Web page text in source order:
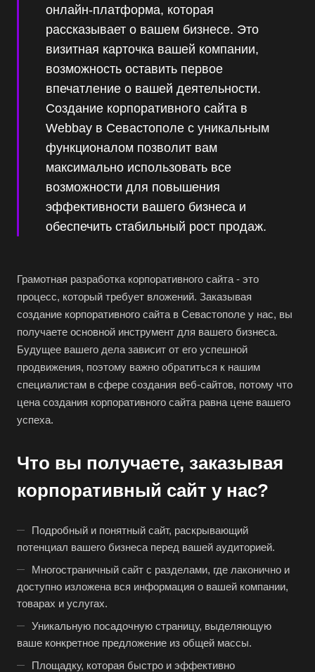
онлайн-платформа, которая
рассказывает о вашем бизнесе. Это
визитная карточка вашей компании,
возможность оставить первое
впечатление о вашей деятельности.
Создание корпоративного сайта в
Webbay в Севастополе с уникальным
функционалом позволит вам
максимально использовать все
возможности для повышения
эффективности вашего бизнеса и
обеспечить стабильный рост продаж.
Грамотная разработка корпоративного сайта - это
процесс, который требует вложений. Заказывая
создание корпоративного сайта в Севастополе у нас, вы
получаете основной инструмент для вашего бизнеса.
Будущее вашего дела зависит от его успешной
продвижения, поэтому важно обратиться к нашим
специалистам в сфере создания веб-сайтов, потому что
цена создания корпоративного сайта равна цене вашего
успеха.
Что вы получаете, заказывая
корпоративный сайт у нас?
Подробный и понятный сайт, раскрывающий
потенциал вашего бизнеса перед вашей аудиторией.
Многостраничный сайт с разделами, где лаконично и
доступно изложена вся информация о вашей компании,
товарах и услугах.
Уникальную посадочную страницу, выделяющую
ваше конкретное предложение из общей массы.
Площадку, которая быстро и эффективно